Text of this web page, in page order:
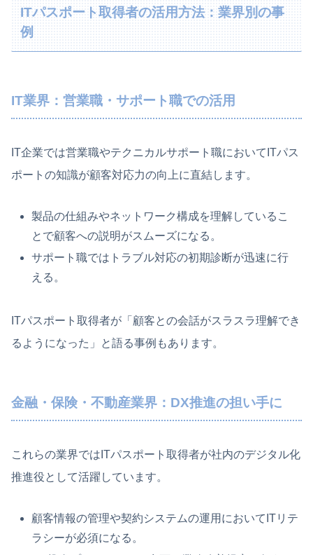
ITパスポート取得者の活用方法：業界別の事
例
IT業界：営業職・サポート職での活用
IT企業では営業職やテクニカルサポート職においてITパス
ポートの知識が顧客対応力の向上に直結します。
製品の仕組みやネットワーク構成を理解しているこ
とで顧客への説明がスムーズになる。
サポート職ではトラブル対応の初期診断が迅速に行
える。
ITパスポート取得者が「顧客との会話がスラスラ理解でき
るようになった」と語る事例もあります。
金融・保険・不動産業界：DX推進の担い手に
これらの業界ではITパスポート取得者が社内のデジタル化
推進役として活躍しています。
顧客情報の管理や契約システムの運用においてITリテ
ラシーが必須になる。